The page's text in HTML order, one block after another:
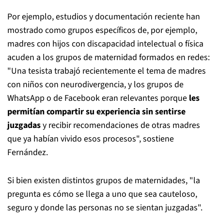
Por ejemplo, estudios y documentación reciente han
mostrado como grupos específicos de, por ejemplo,
madres con hijos con discapacidad intelectual o física
acuden a los grupos de maternidad formados en redes:
"Una tesista trabajó recientemente el tema de madres
con niños con neurodivergencia, y los grupos de
WhatsApp o de Facebook eran relevantes porque les
permitían compartir su experiencia sin sentirse
juzgadasy recibir recomendaciones de otras madres
que ya habían vivido esos procesos", sostiene
Fernández.
Si bien existen distintos grupos de maternidades, "la
pregunta es cómo se llega a uno que sea cauteloso,
seguro y donde las personas no se sientan juzgadas".